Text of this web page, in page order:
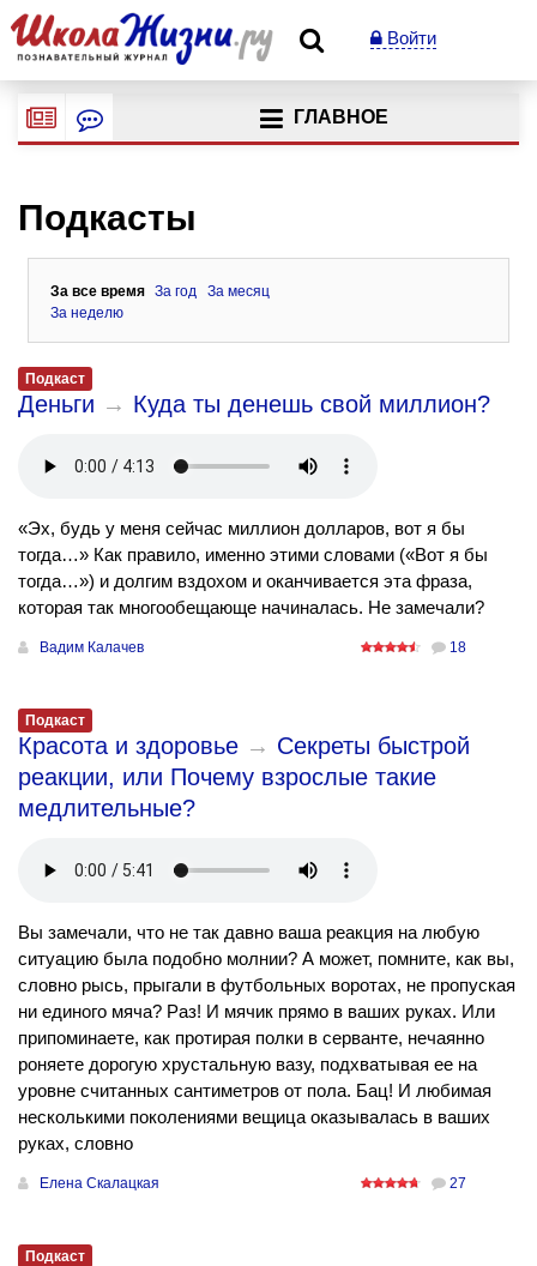
Войти
ГЛАВНОЕ
Подкасты
За все время За год
За месяц
За неделю
Подкаст
Деньги → Куда ты денешь свой миллион?
«Эх, будь у меня сейчас миллион долларов, вот я бы
тогда…» Как правило, именно этими словами («Вот я бы
тогда…») и долгим вздохом и оканчивается эта фраза,
которая так многообещающе начиналась. Не замечали?
Вадим Калачев 18
Подкаст
Красота и здоровье → Секреты быстрой
реакции, или Почему взрослые такие
медлительные?
Вы замечали, что не так давно ваша реакция на любую
ситуацию была подобно молнии? А может, помните, как вы,
словно рысь, прыгали в футбольных воротах, не пропуская
ни единого мяча? Раз! И мячик прямо в ваших руках. Или
припоминаете, как протирая полки в серванте, нечаянно
роняете дорогую хрустальную вазу, подхватывая ее на
уровне считанных сантиметров от пола. Бац! И любимая
несколькими поколениями вещица оказывалась в ваших
руках, словно
Елена Скалацкая 27
Подкаст